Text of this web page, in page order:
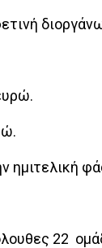
ημιτελική
22